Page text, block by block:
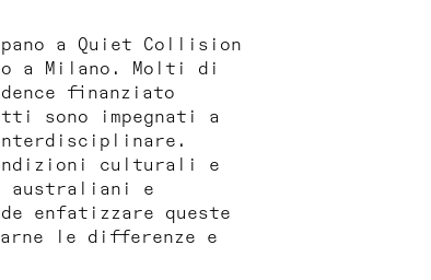
aQuiet Collision
a Milano. Molti di
finanziato
sono impegnati a
culturali e
australiani e
enfatizzare queste
le differenze e